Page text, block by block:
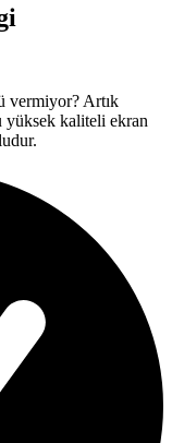
vermiyor? Artık
yüksek kaliteli ekran